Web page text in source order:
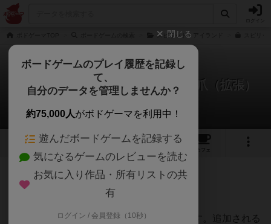
スピリット・アイランド
スピリット・アイランド：枝と鉤爪（拡張）
ぽっぽーくるっぽーさんのレビュー
12 4
カフェ
366名 3名 0 1年以上前
スピリットアイランドのマストバイ拡張です。追加される
閉じる
ボードゲームのプレイ履歴を記録し
て、
自分のデータを管理しませんか？
約75,000人がボドゲーマを利用中！
遊んだボードゲームを記録する
気になるゲームのレビューを読む
お気に入り作品・所有リストの共
有
ログイン / 会員登録（10秒）